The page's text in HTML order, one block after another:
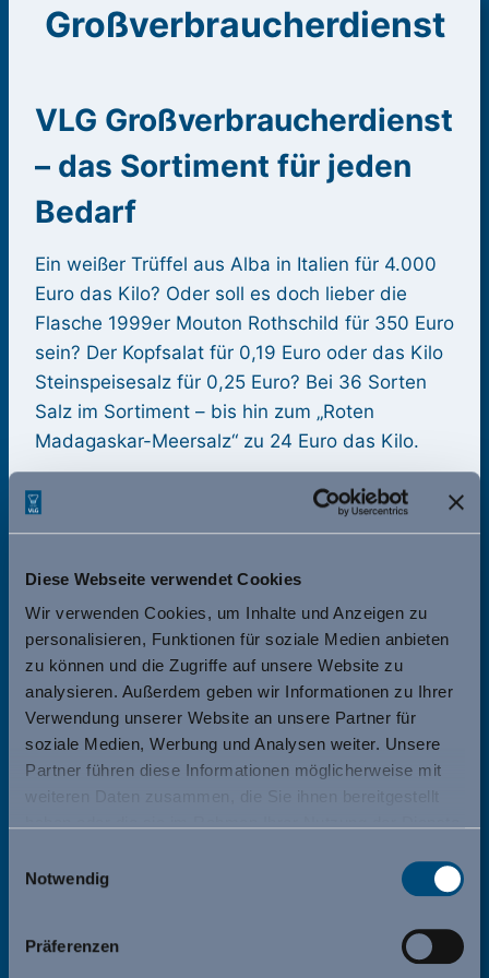
Diese Webseite verwendet Cookies
Wir verwenden Cookies, um Inhalte und Anzeigen zu
personalisieren, Funktionen für soziale Medien anbieten
zu können und die Zugriffe auf unsere Website zu
analysieren. Außerdem geben wir Informationen zu Ihrer
Verwendung unserer Website an unsere Partner für
soziale Medien, Werbung und Analysen weiter. Unsere
Partner führen diese Informationen möglicherweise mit
weiteren Daten zusammen, die Sie ihnen bereitgestellt
Notwendig
Präferenzen
Großverbraucherdienst
VLG Großverbraucherdienst
– das Sortiment für jeden
Bedarf
Ein weißer Trüffel aus Alba in Italien für 4.000
Euro das Kilo? Oder soll es doch lieber die
Flasche 1999er Mouton Rothschild für 350 Euro
sein? Der Kopfsalat für 0,19 Euro oder das Kilo
Steinspeisesalz für 0,25 Euro? Bei 36 Sorten
Salz im Sortiment – bis hin zum „Roten
Madagaskar-Meersalz“ zu 24 Euro das Kilo.
Mit dieser einmaligen Vielfalt wird der Bedarf
von der Gemeinschaftsverpflegung bis zur Top-
Unsere Lebensmittel sollen möglichst regional,
saisonal und dennoch immer aus der ganzen
Welt verfügbar sein. Dies verlangt von uns
extrem effiziente Beschaffungs-, Verkaufs- und
Logistiksysteme, ohne dass der persönliche
Kundenkontakt, die Beratung und die
gehen .
„Billig“ können unsere Produkte deshalb nicht
sein, denn wir wollen den Verlust kulinarischer
Schätze und gastronomischer Traditionen nicht